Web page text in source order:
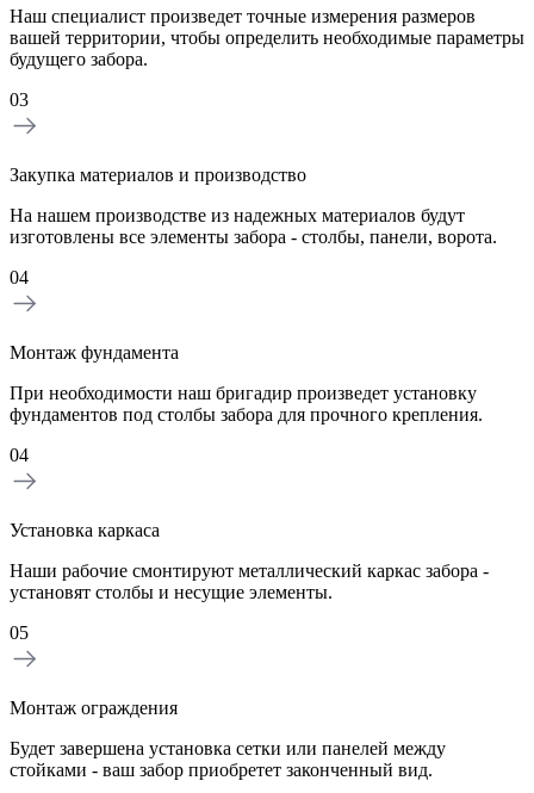
Наш специалист произведет точные измерения размеров
вашей территории, чтобы определить необходимые параметры
будущего забора.
03
Закупка материалов и производство
На нашем производстве из надежных материалов будут
изготовлены все элементы забора - столбы, панели, ворота.
04
Монтаж фундамента
При необходимости наш бригадир произведет установку
фундаментов под столбы забора для прочного крепления.
04
Установка каркаса
Наши рабочие смонтируют металлический каркас забора -
установят столбы и несущие элементы.
05
Монтаж ограждения
Будет завершена установка сетки или панелей между
стойками - ваш забор приобретет законченный вид.